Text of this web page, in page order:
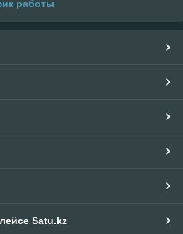
работы
Satu.kz